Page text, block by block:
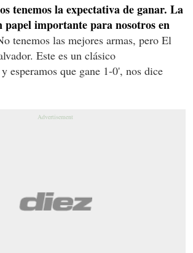
tenemos la expectativa de ganar. La
papel importante para nosotros en
tenemos las mejores armas, pero El
Este es un clásico
esperamos que gane 1-0', nos dice